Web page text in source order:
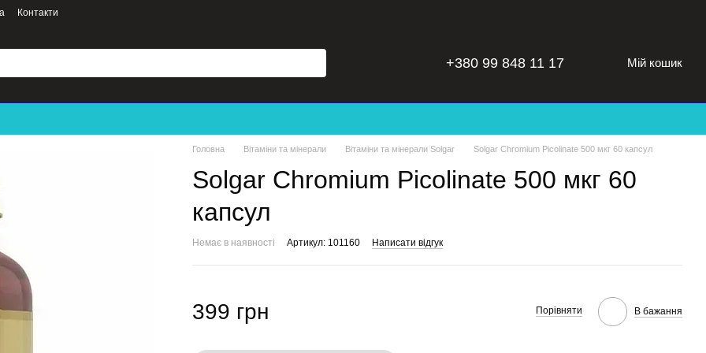
Контакти
+380 99 848 11 17 Мій кошик
Головна Вітаміни та мінерали Вітаміни та мінерали Solgar Solgar Chromium Picolinate 500 мкг 60 капсул
Solgar Chromium Picolinate 500 мкг 60
капсул
Немає в наявності Артикул: 101160 Написати відгук
399 грн Порівняти В бажання